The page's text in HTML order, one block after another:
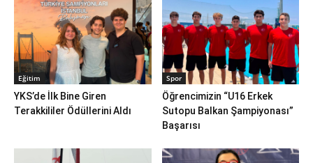
Eğitim
YKS’de İlk Bine Giren
Terakkililer Ödüllerini Aldı
Spor
Öğrencimizin “U16 Erkek
Sutopu Balkan Şampiyonası”
Başarısı